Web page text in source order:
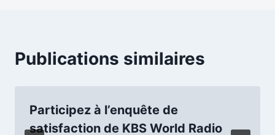
Publications similaires
Participez à l’enquête de
satisfaction de KBS World Radio